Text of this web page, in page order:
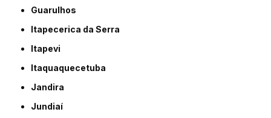
Guarulhos
Itapecerica da Serra
Itapevi
Itaquaquecetuba
Jandira
Jundiaí